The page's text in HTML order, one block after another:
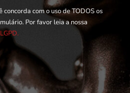
com o uso de TODOS os
Por favor leia a nossa